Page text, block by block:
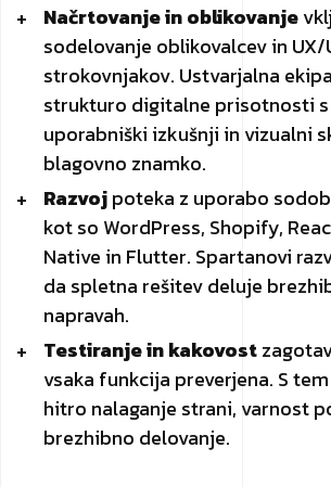
Načrtovanje in oblikovanje
sodelovanje oblikovalcev in UX/
strokovnjakov. Ustvarjalna
strukturo digitalne prisotnosti
uporabniški izkušnji in vizualni
blagovno znamko.
Razvojpoteka z uporabo
kot so WordPress, Shopify,
Native in Flutter. Spartanovi
da spletna rešitev deluje
napravah.
Testiranje in kakovost
vsaka funkcija preverjena. S
hitro nalaganje strani, varnost
brezhibno delovanje.